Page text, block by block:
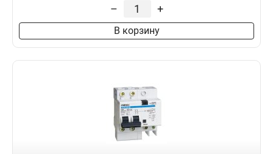
– +
В корзину